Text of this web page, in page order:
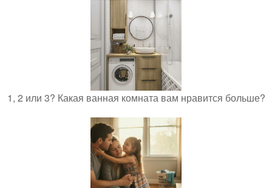
1, 2 или 3? Какая ванная комната вам нравится больше?